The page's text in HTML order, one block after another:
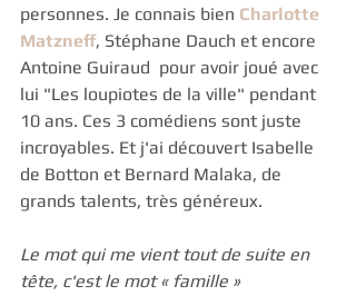
personnes. Je connais bien Charlotte
Matzneff, Stéphane Dauch et encore
Antoine Guiraud  pour avoir joué avec
lui "Les loupiotes de la ville" pendant
10 ans. Ces 3 comédiens sont juste
incroyables. Et j'ai découvert Isabelle
de Botton et Bernard Malaka, de
grands talents, très généreux.
Le mot qui me vient tout de suite en
tête, c'est le mot « famille »